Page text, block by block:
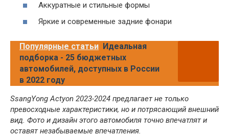
Аккуратные и стильные формы
Яркие и современные задние фонари
Популярные статьи Идеальная
подборка - 25 бюджетных
автомобилей, доступных в России
в 2022 году
SsangYong Actyon 2023-2024 предлагает не только
превосходные характеристики, но и потрясающий внешний
вид. Фото и дизайн этого автомобиля точно впечатлят и
оставят незабываемые впечатления.